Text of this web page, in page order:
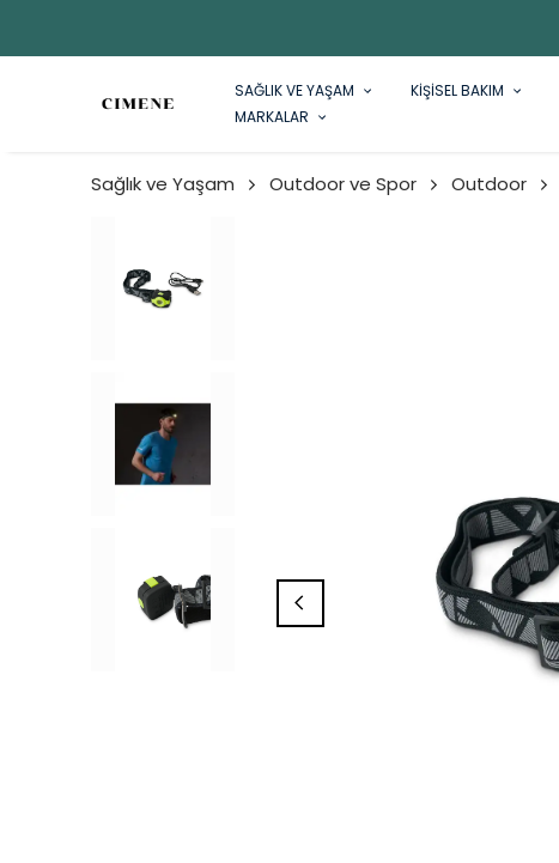
SAĞLIK VE YAŞAM KİŞİSEL BAKIM
MARKALAR
Sağlık ve Yaşam Outdoor ve Spor Outdoor